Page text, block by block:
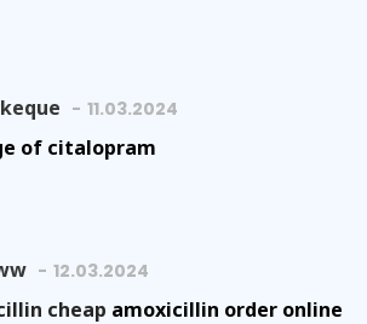
11.03.2024
of citalopram
12.03.2024
cheap amoxicillin order online